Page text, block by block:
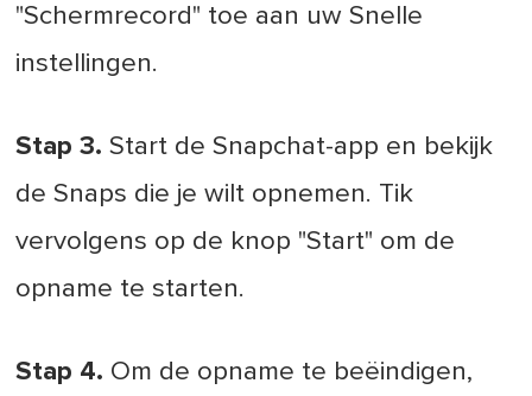
"Schermrecord" toe aan uw Snelle
instellingen.
Stap 3. Start de Snapchat-app en bekijk
de Snaps die je wilt opnemen. Tik
vervolgens op de knop "Start" om de
opname te starten.
Stap 4. Om de opname te beëindigen,